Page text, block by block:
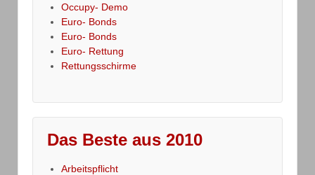
Occupy- Demo
Euro- Bonds
Euro- Bonds
Euro- Rettung
Rettungsschirme
Das Beste aus 2010
Arbeitspflicht